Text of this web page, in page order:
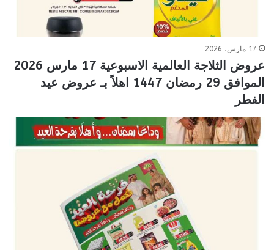
17 مارس، 2026
عروض الثلاجة العالمية الاسبوعية 17 مارس 2026
الموافق 29 رمضان 1447 اهلاً بـ عروض عيد
الفطر